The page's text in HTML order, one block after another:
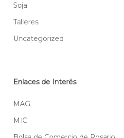
Soja
Talleres
Uncategorized
Enlaces de Interés
MAG
MIC